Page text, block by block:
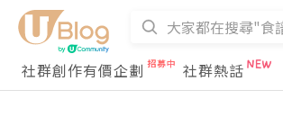
社群創作有價企劃
社群熱話